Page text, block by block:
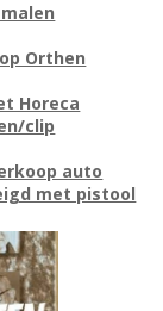
Orthen
Horeca
clip
auto
met pistool